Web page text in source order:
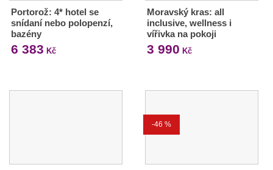
Portorož: 4* hotel se
snídaní nebo polopenzí,
bazény
6 383 Kč
Moravský kras: all
inclusive, wellness i
vířivka na pokoji
3 990 Kč
-46 %